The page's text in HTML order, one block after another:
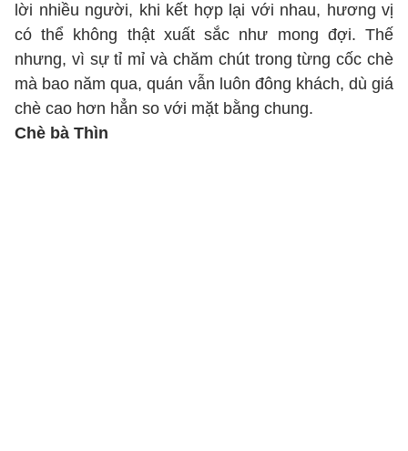
lời nhiều người, khi kết hợp lại với nhau, hương vị
có thể không thật xuất sắc như mong đợi. Thế
nhưng, vì sự tỉ mỉ và chăm chút trong từng cốc chè
mà bao năm qua, quán vẫn luôn đông khách, dù giá
chè cao hơn hẳn so với mặt bằng chung.
Chè bà Thìn